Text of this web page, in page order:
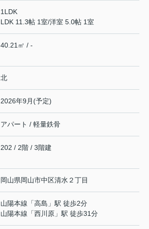
1LDK
LDK 11.3帖 1室/洋室 5.0帖 1室
40.21㎡ / -
北
2026年9月(予定)
アパート / 軽量鉄骨
202 / 2階 / 3階建
岡山県岡山市中区清水 ２丁目
山陽本線 「高島 」駅 徒歩2分
山陽本線 「西川原 」駅 徒歩31分